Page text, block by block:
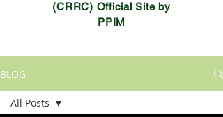
(CRRC) Official Site by
PPIM
BLOG
All Posts